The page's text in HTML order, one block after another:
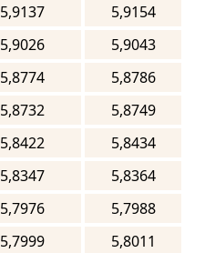
5,9137
5,9154
5,9026
5,9043
5,8774
5,8786
5,8732
5,8749
5,8422
5,8434
5,8347
5,8364
5,7976
5,7988
5,7999
5,8011